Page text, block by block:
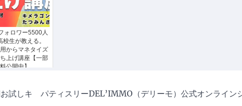
ォロワー5500人
校生が教える。
からマネタイズ
上げ講座【一部
公開中】
試しキ
パティスリーDEL’IMMO（デリーモ）公式オンライン